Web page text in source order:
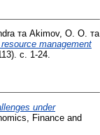
та Akimov, O. O. та
management
с. 1-24.
under
Finance and